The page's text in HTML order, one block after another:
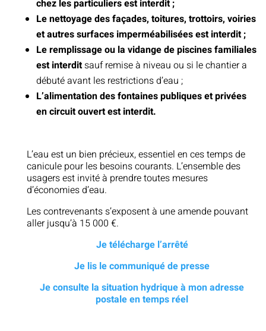
chez les particuliers est interdit ;
Le nettoyage des façades, toitures, trottoirs, voiries
et autres surfaces imperméabilisées est interdit ;
Le remplissage ou la vidange de piscines familiales
est interditsauf remise à niveau ou si le chantier a
débuté avant les restrictions d’eau ;
L’alimentation des fontaines publiques et privées
en circuit ouvert est interdit.
L’eau est un bien précieux, essentiel en ces temps de
canicule pour les besoins courants. L’ensemble des
usagers est invité à prendre toutes mesures
d’économies d’eau.
Les contrevenants s’exposent à une amende pouvant
aller jusqu’à 15 000 €.
Je télécharge l’arrêté
Je lis le communiqué de presse
Je consulte la situation hydrique à mon adresse
postale en temps réel